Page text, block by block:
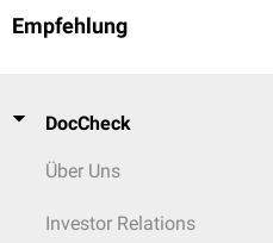
Empfehlung
DocCheck
Über Uns
Investor Relations